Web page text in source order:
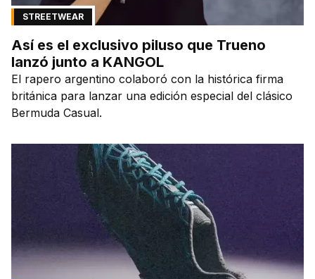
STREETWEAR
Así es el exclusivo piluso que Trueno
lanzó junto a KANGOL
El rapero argentino colaboró con la histórica firma
británica para lanzar una edición especial del clásico
Bermuda Casual.